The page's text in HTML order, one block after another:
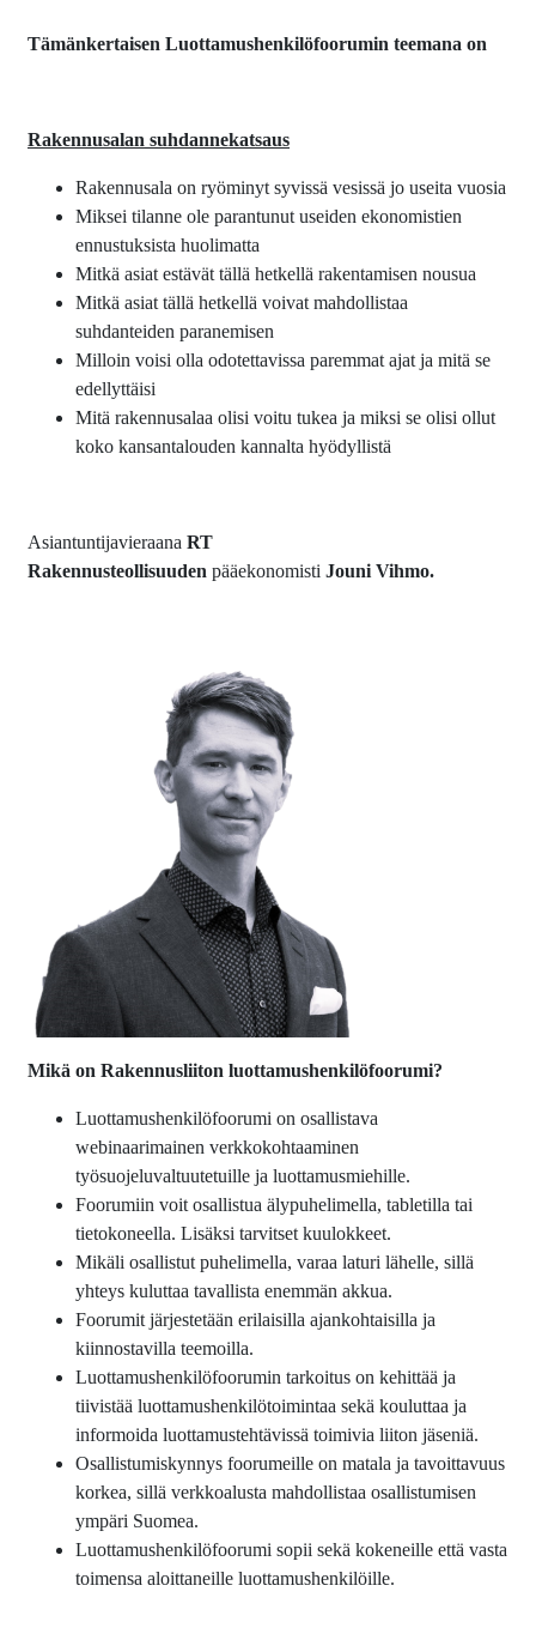
Tämänkertaisen Luottamushenkilöfoorumin teemana on
Rakennusalan suhdannekatsaus
Rakennusala on ryöminyt syvissä vesissä jo useita vuosia
Miksei tilanne ole parantunut useiden ekonomistien
ennustuksista huolimatta
Mitkä asiat estävät tällä hetkellä rakentamisen nousua
Mitkä asiat tällä hetkellä voivat mahdollistaa
suhdanteiden paranemisen
Milloin voisi olla odotettavissa paremmat ajat ja mitä se
edellyttäisi
Mitä rakennusalaa olisi voitu tukea ja miksi se olisi ollut
koko kansantalouden kannalta hyödyllistä
Asiantuntijavieraana RT
Rakennusteollisuuden pääekonomisti Jouni Vihmo.
Mikä on Rakennusliiton luottamushenkilöfoorumi?
Luottamushenkilöfoorumi on osallistava
webinaarimainen verkkokohtaaminen
työsuojeluvaltuutetuille ja luottamusmiehille.
Foorumiin voit osallistua älypuhelimella, tabletilla tai
tietokoneella. Lisäksi tarvitset kuulokkeet.
Mikäli osallistut puhelimella, varaa laturi lähelle, sillä
yhteys kuluttaa tavallista enemmän akkua.
Foorumit järjestetään erilaisilla ajankohtaisilla ja
kiinnostavilla teemoilla.
Luottamushenkilöfoorumin tarkoitus on kehittää ja
tiivistää luottamushenkilötoimintaa sekä kouluttaa ja
informoida luottamustehtävissä toimivia liiton jäseniä.
Osallistumiskynnys foorumeille on matala ja tavoittavuus
korkea, sillä verkkoalusta mahdollistaa osallistumisen
ympäri Suomea.
Luottamushenkilöfoorumi sopii sekä kokeneille että vasta
toimensa aloittaneille luottamushenkilöille.